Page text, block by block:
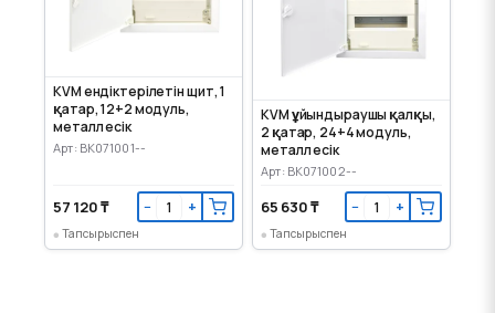
KVM ендіктерілетін щит, 1
қатар, 12+2 модуль,
металл есік
Арт: BK071001--
57 120 ₸ − +
Тапсырыспен
KVM ұйындыраушы қалқы,
2 қатар, 24+4 модуль,
металл есік
Арт: BK071002--
65 630 ₸ − +
Тапсырыспен